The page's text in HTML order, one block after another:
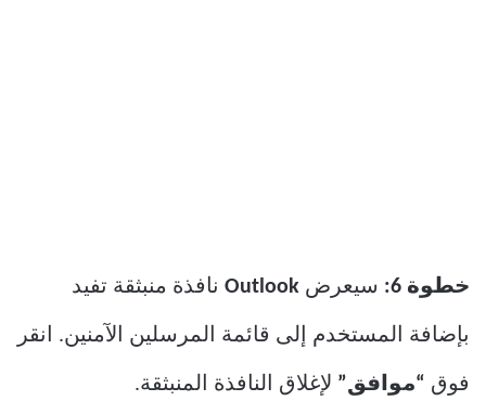
خطوة 6: سيعرض Outlook نافذة منبثقة تفيد
بإضافة المستخدم إلى قائمة المرسلين الآمنين. انقر
فوق “موافق” لإغلاق النافذة المنبثقة.